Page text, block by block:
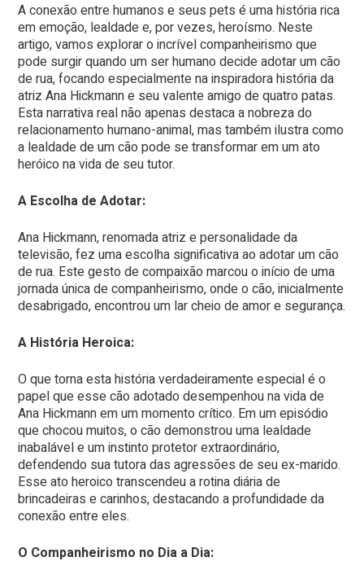
A conexão entre humanos e seus pets é uma história rica
em emoção, lealdade e, por vezes, heroísmo. Neste
artigo, vamos explorar o incrível companheirismo que
pode surgir quando um ser humano decide adotar um cão
de rua, focando especialmente na inspiradora história da
atriz Ana Hickmann e seu valente amigo de quatro patas.
Esta narrativa real não apenas destaca a nobreza do
relacionamento humano-animal, mas também ilustra como
a lealdade de um cão pode se transformar em um ato
heróico na vida de seu tutor.
A Escolha de Adotar:
Ana Hickmann, renomada atriz e personalidade da
televisão, fez uma escolha significativa ao adotar um cão
de rua. Este gesto de compaixão marcou o início de uma
jornada única de companheirismo, onde o cão, inicialmente
desabrigado, encontrou um lar cheio de amor e segurança.
A História Heroica:
O que torna esta história verdadeiramente especial é o
papel que esse cão adotado desempenhou na vida de
Ana Hickmann em um momento crítico. Em um episódio
que chocou muitos, o cão demonstrou uma lealdade
inabalável e um instinto protetor extraordinário,
defendendo sua tutora das agressões de seu ex-marido.
Esse ato heroico transcendeu a rotina diária de
brincadeiras e carinhos, destacando a profundidade da
conexão entre eles.
O Companheirismo no Dia a Dia: